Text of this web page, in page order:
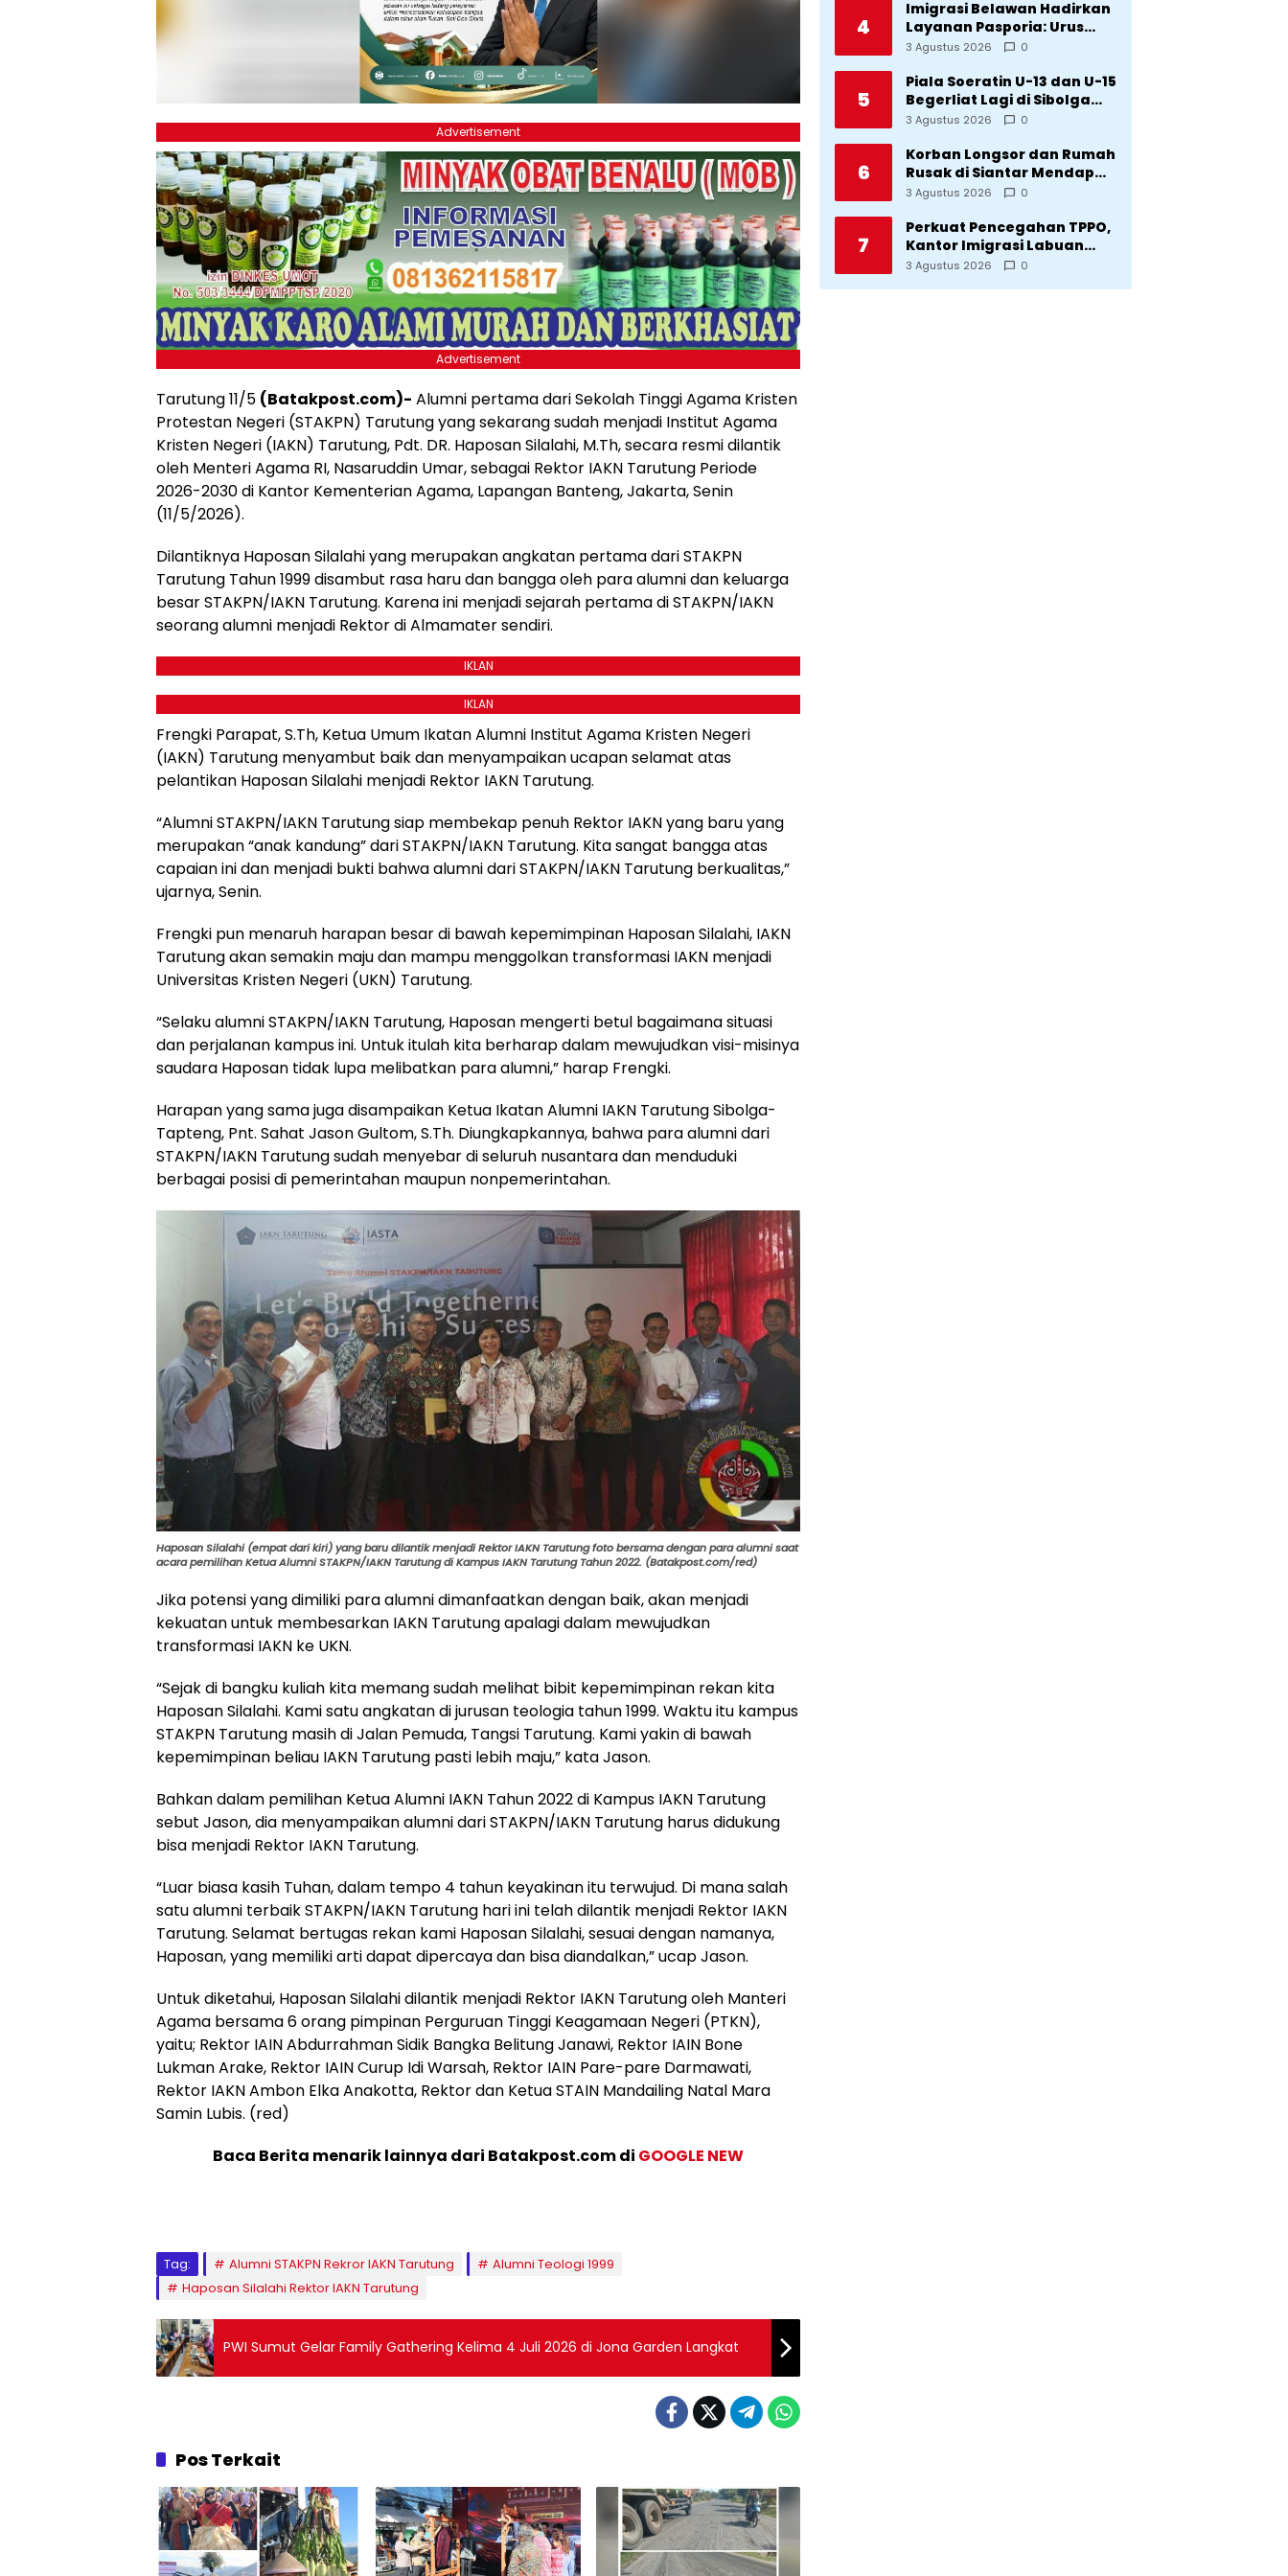
Advertisement
Advertisement
Tarutung 11/5 (Batakpost.com)- Alumni pertama dari Sekolah Tinggi Agama Kristen
Protestan Negeri (STAKPN) Tarutung yang sekarang sudah menjadi Institut Agama
Kristen Negeri (IAKN) Tarutung, Pdt. DR. Haposan Silalahi, M.Th, secara resmi dilantik
oleh Menteri Agama RI, Nasaruddin Umar, sebagai Rektor IAKN Tarutung Periode
2026-2030 di Kantor Kementerian Agama, Lapangan Banteng, Jakarta, Senin
(11/5/2026).
Dilantiknya Haposan Silalahi yang merupakan angkatan pertama dari STAKPN
Tarutung Tahun 1999 disambut rasa haru dan bangga oleh para alumni dan keluarga
besar STAKPN/IAKN Tarutung. Karena ini menjadi sejarah pertama di STAKPN/IAKN
seorang alumni menjadi Rektor di Almamater sendiri.
IKLAN
IKLAN
Frengki Parapat, S.Th, Ketua Umum Ikatan Alumni Institut Agama Kristen Negeri
(IAKN) Tarutung menyambut baik dan menyampaikan ucapan selamat atas
pelantikan Haposan Silalahi menjadi Rektor IAKN Tarutung.
“Alumni STAKPN/IAKN Tarutung siap membekap penuh Rektor IAKN yang baru yang
merupakan “anak kandung” dari STAKPN/IAKN Tarutung. Kita sangat bangga atas
capaian ini dan menjadi bukti bahwa alumni dari STAKPN/IAKN Tarutung berkualitas,”
ujarnya, Senin.
Frengki pun menaruh harapan besar di bawah kepemimpinan Haposan Silalahi, IAKN
Tarutung akan semakin maju dan mampu menggolkan transformasi IAKN menjadi
Universitas Kristen Negeri (UKN) Tarutung.
“Selaku alumni STAKPN/IAKN Tarutung, Haposan mengerti betul bagaimana situasi
dan perjalanan kampus ini. Untuk itulah kita berharap dalam mewujudkan visi-misinya
saudara Haposan tidak lupa melibatkan para alumni,” harap Frengki.
Harapan yang sama juga disampaikan Ketua Ikatan Alumni IAKN Tarutung Sibolga-
Tapteng, Pnt. Sahat Jason Gultom, S.Th. Diungkapkannya, bahwa para alumni dari
STAKPN/IAKN Tarutung sudah menyebar di seluruh nusantara dan menduduki
berbagai posisi di pemerintahan maupun nonpemerintahan.
Haposan Silalahi (empat dari kiri) yang baru dilantik menjadi Rektor IAKN Tarutung foto bersama dengan para alumni saat
acara pemilihan Ketua Alumni STAKPN/IAKN Tarutung di Kampus IAKN Tarutung Tahun 2022. (Batakpost.com/red)
Jika potensi yang dimiliki para alumni dimanfaatkan dengan baik, akan menjadi
kekuatan untuk membesarkan IAKN Tarutung apalagi dalam mewujudkan
transformasi IAKN ke UKN.
“Sejak di bangku kuliah kita memang sudah melihat bibit kepemimpinan rekan kita
Haposan Silalahi. Kami satu angkatan di jurusan teologia tahun 1999. Waktu itu kampus
STAKPN Tarutung masih di Jalan Pemuda, Tangsi Tarutung. Kami yakin di bawah
kepemimpinan beliau IAKN Tarutung pasti lebih maju,” kata Jason.
Bahkan dalam pemilihan Ketua Alumni IAKN Tahun 2022 di Kampus IAKN Tarutung
sebut Jason, dia menyampaikan alumni dari STAKPN/IAKN Tarutung harus didukung
bisa menjadi Rektor IAKN Tarutung.
“Luar biasa kasih Tuhan, dalam tempo 4 tahun keyakinan itu terwujud. Di mana salah
satu alumni terbaik STAKPN/IAKN Tarutung hari ini telah dilantik menjadi Rektor IAKN
Tarutung. Selamat bertugas rekan kami Haposan Silalahi, sesuai dengan namanya,
Haposan, yang memiliki arti dapat dipercaya dan bisa diandalkan,” ucap Jason.
Untuk diketahui, Haposan Silalahi dilantik menjadi Rektor IAKN Tarutung oleh Manteri
Agama bersama 6 orang pimpinan Perguruan Tinggi Keagamaan Negeri (PTKN),
yaitu; Rektor IAIN Abdurrahman Sidik Bangka Belitung Janawi, Rektor IAIN Bone
Lukman Arake, Rektor IAIN Curup Idi Warsah, Rektor IAIN Pare-pare Darmawati,
Rektor IAKN Ambon Elka Anakotta, Rektor dan Ketua STAIN Mandailing Natal Mara
Samin Lubis. (red)
Baca Berita menarik lainnya dari Batakpost.com di GOOGLE NEW
Tag: Alumni STAKPN Rekror IAKN Tarutung
Alumni Teologi 1999
Haposan Silalahi Rektor IAKN Tarutung
PWI Sumut Gelar Family Gathering Kelima 4 Juli 2026 di Jona Garden Langkat
Pos Terkait
4
Imigrasi Belawan Hadirkan
Layanan Pasporia: Urus
Paspor di Hari Libur
3 Agustus 2026 0
5
Piala Soeratin U-13 dan U-15
Begerliat Lagi di Sibolga
Setelah Stadion Horas
3 Agustus 2026 0
6
Korban Longsor dan Rumah
Rusak di Siantar Mendapat
Bantuan dari Pemko
3 Agustus 2026 0
7
Perkuat Pencegahan TPPO,
Kantor Imigrasi Labuan
Bajo Hibahkan Motor
3 Agustus 2026 0